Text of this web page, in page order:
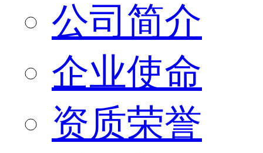
公司简介
企业使命
资质荣誉